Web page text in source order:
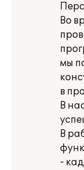
Во
мы
в
В
В
-